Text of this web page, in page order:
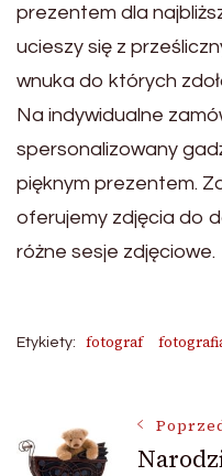
prezentem dla
ucieszy się z
wnuka do których
Na indywidualne
spersonalizowany
pięknym prezentem.
oferujemy zdjęcia do
różne sesje zdjęciowe.
Etykiety: fotograf